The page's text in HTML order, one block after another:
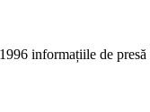
informațiile de